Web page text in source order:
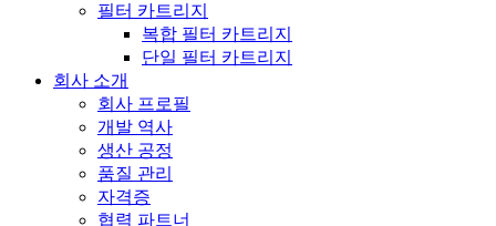
필터 카트리지
복합 필터 카트리지
단일 필터 카트리지
회사 소개
회사 프로필
개발 역사
생산 공정
품질 관리
자격증
협력 파트너